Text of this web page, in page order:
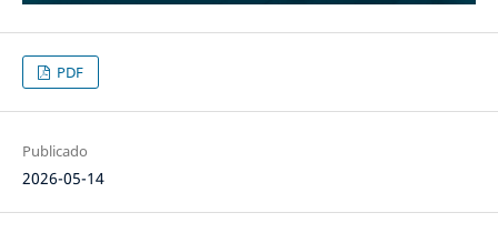
PDF
Publicado
2026-05-14